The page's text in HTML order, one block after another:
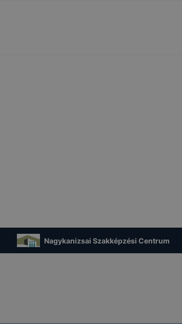
Nagykanizsai Szakképzési Centrum